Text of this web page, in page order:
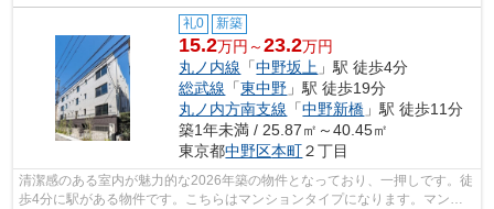
礼0 新築
15.2万円～23.2万円
丸ノ内線 「中野坂上 」駅 徒歩4分
総武線 「東中野 」駅 徒歩19分
丸ノ内方南支線 「中野新橋 」駅 徒歩11分
築1年未満 / 25.87㎡～40.45㎡
東京都中野区本町２丁目
清潔感のある室内が魅力的な2026年築の物件となっており、一押しです。徒
歩4分に駅がある物件です。こちらはマンションタイプになります。マンシ